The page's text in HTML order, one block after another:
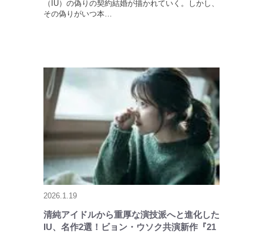
（IU）の偽りの契約結婚が描かれていく。しかし、
その偽りがいつ本…
2026.1.19
清純アイドルから重厚な演技派へと進化した
IU、名作2選！ビョン・ウソク共演新作『21